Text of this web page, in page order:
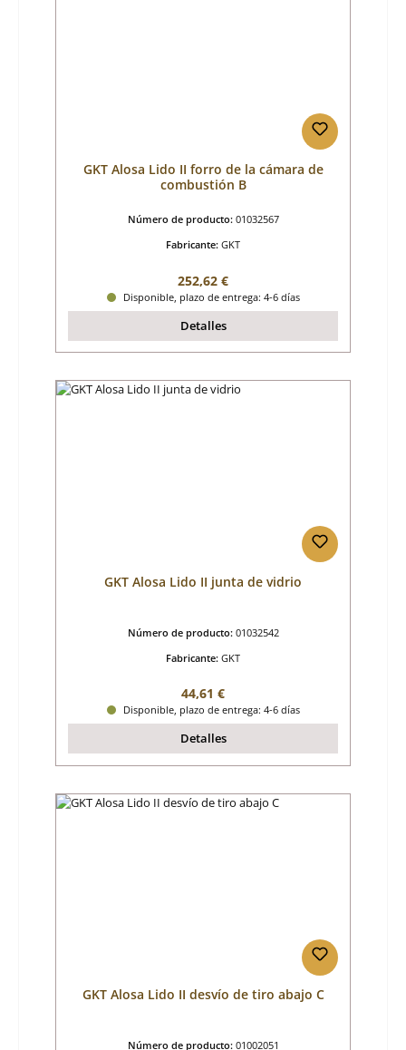
GKT Alosa Lido II forro de la cámara de
combustión B
Número de producto: 01032567
Fabricante: GKT
Precio normal:
252,62 €
Disponible, plazo de entrega: 4-6 días
Detalles
GKT Alosa Lido II junta de vidrio
Número de producto: 01032542
Fabricante: GKT
Precio normal:
44,61 €
Disponible, plazo de entrega: 4-6 días
Detalles
GKT Alosa Lido II desvío de tiro abajo C
Número de producto: 01002051